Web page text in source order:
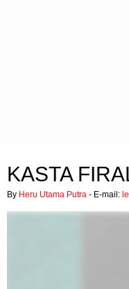
KASTA
By Heru Utama Putra - E-mail: